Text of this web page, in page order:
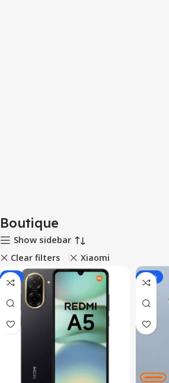
Boutique
Show sidebar
Clear filters Xiaomi
-6% -17%